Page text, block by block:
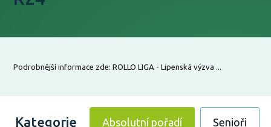
Podrobnější informace zde: ROLLO LIGA - Lipenská výzva ...
Kategorie Absolutní pořadí Senioři